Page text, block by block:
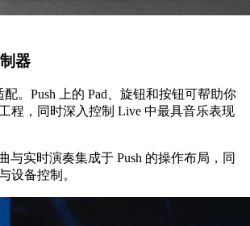
器
配。Push 上的 Pad、旋钮和按钮可帮助你
程，同时深入控制 Live 中最具音乐表现
与实时演奏集成于 Push 的操作布局，同
设备控制。